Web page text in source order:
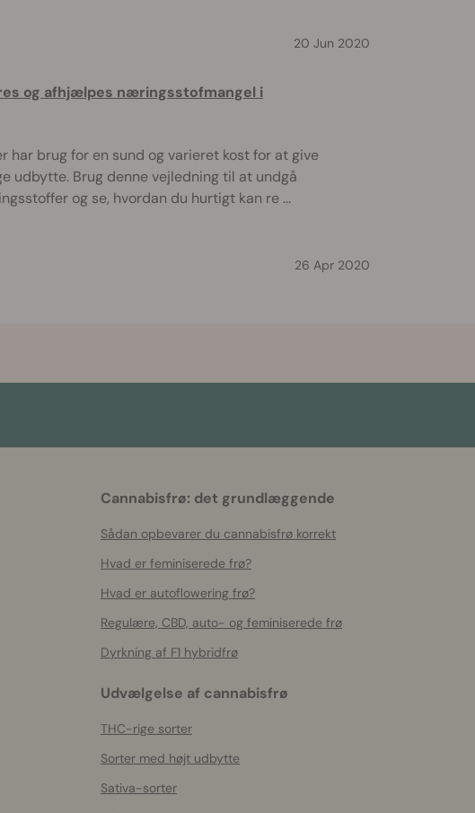
20 Jun 2020
og afhjælpes næringsstofmangel i
har brug for en sund og varieret kost for at give
udbytte. Brug denne vejledning til at undgå
og se, hvordan du hurtigt kan re ...
26 Apr 2020
Cannabisfrø: det grundlæggende
Sådan opbevarer du cannabisfrø korrekt
Hvad er feminiserede frø?
Hvad er autoflowering frø?
Regulære, CBD, auto- og feminiserede frø
Dyrkning af F1 hybridfrø
Udvælgelse af cannabisfrø
THC-rige sorter
Sorter med højt udbytte
Sativa-sorter